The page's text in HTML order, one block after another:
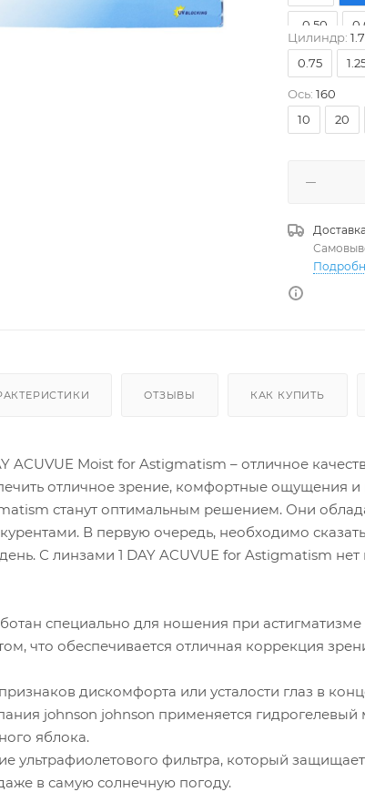
-0.50
Цилиндр:
0.75
Ось: 160
10
20
ОТЗЫВЫ КАК КУПИТЬ
ACUVUE Moist for Astigmatism – отличное
отличное зрение, комфортные ощущения и
станут оптимальным решением. Они
В первую очередь, необходимо
С линзами 1 DAY ACUVUE for Astigmatism
специально для ношения при
что обеспечивается отличная коррекция
дискомфорта или усталости глаз в
johnson johnson применяется
яблока.
ультрафиолетового фильтра, который
в самую солнечную погоду.